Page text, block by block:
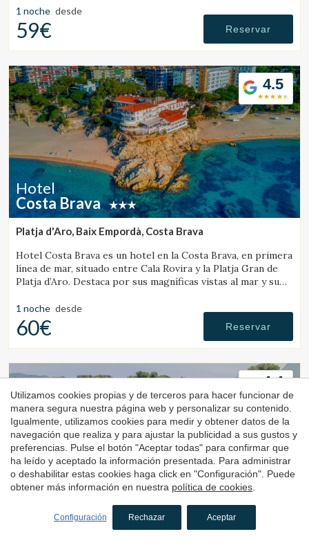
1 noche desde
59€ Reservar
4.5
Hotel
Costa Brava
Platja d'Aro, Baix Empordà, Costa Brava
Hotel Costa Brava es un hotel en la Costa Brava, en primera
línea de mar, situado entre Cala Rovira y la Platja Gran de
Platja d’Aro. Destaca por sus magníficas vistas al mar y su
1 noche desde
60€ Reservar
4.4
Hotel
Palamós, Baix Empordà, Costa Brava
Utilizamos cookies propias y de terceros para hacer funcionar de
manera segura nuestra página web y personalizar su contenido.
Igualmente, utilizamos cookies para medir y obtener datos de la
navegación que realiza y para ajustar la publicidad a sus gustos y
preferencias. Pulse el botón "Aceptar todas" para confirmar que
ha leído y aceptado la información presentada. Para administrar
o deshabilitar estas cookies haga click en "Configuración". Puede
obtener más información en nuestra política de cookies
Configuración Rechazar Aceptar
Aceptar todas